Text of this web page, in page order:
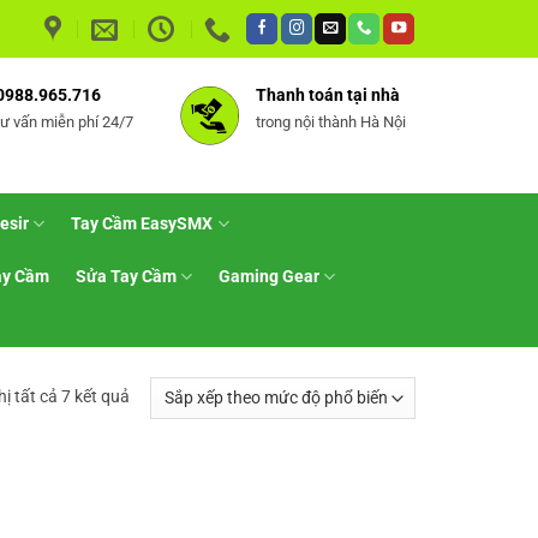
vấn miễn phí 24/7
Thanh toán tại nhà
trong nội thành Hà Nội
Tay Cầm EasySMX
Cầm Sửa Tay Cầm Gaming Gear
tất cả 7 kết quả
sắp